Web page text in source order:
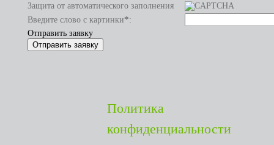
Защита от автоматического заполнения
Введите слово с картинки*:
Отправить заявку
Политика
конфиденциальности